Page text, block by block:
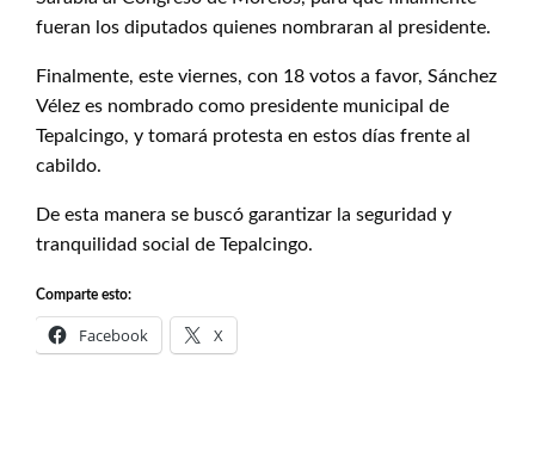
fueran los diputados quienes nombraran al presidente.
Finalmente, este viernes, con 18 votos a favor, Sánchez
Vélez es nombrado como presidente municipal de
Tepalcingo, y tomará protesta en estos días frente al
cabildo.
De esta manera se buscó garantizar la seguridad y
tranquilidad social de Tepalcingo.
Comparte esto:
Facebook X